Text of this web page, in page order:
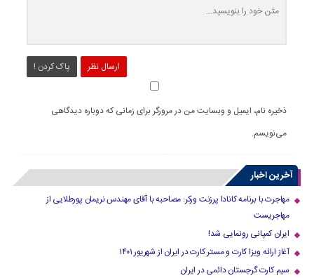
ارسال نظر پاک کردن !
ذخیره نام، ایمیل و وبسایت من در مرورگر برای زمانی که دوباره دیدگاهی
می‌نویسم.
آخرین اخبار
مهاجرت با برنامه کانادا پرزنت ورکر: مصاحبه با آقای مهندس نریمان پورطلایی از
مهاجریست
ایران کمپانی رونمایی شد!
آغاز ارائه ویزا کارت و مستر کارت در ایران از شهریور ۱۴۰۱
سیم کارت گرجستان دائمی در ایران